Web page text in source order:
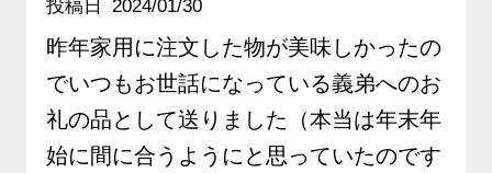
投稿日 2024/01/30
昨年家用に注文した物が美味しかったの
でいつもお世話になっている義弟へのお
礼の品として送りました（本当は年末年
始に間に合うようにと思っていたのです